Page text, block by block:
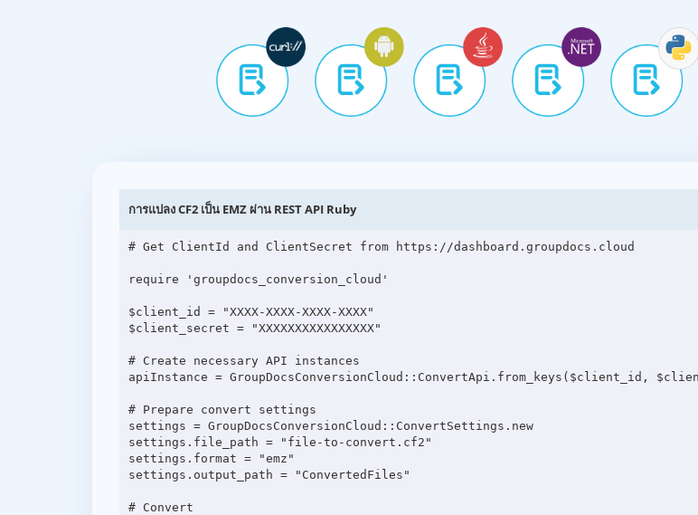
การแปลง CF2 เป็น EMZ ผ่าน REST API Ruby
# Get ClientId and ClientSecret from https://dashboard.groupdocs.cloud
require 'groupdocs_conversion_cloud'
$client_id = "XXXX-XXXX-XXXX-XXXX"
$client_secret = "XXXXXXXXXXXXXXXX"
# Create necessary API instances
apiInstance = GroupDocsConversionCloud::ConvertApi.from_keys($client_id,
# Prepare convert settings
settings = GroupDocsConversionCloud::ConvertSettings.new
settings.file_path = "file-to-convert.cf2"
settings.format = "emz"
settings.output_path = "ConvertedFiles"
# Convert